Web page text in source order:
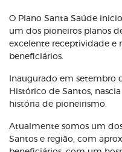
O Plano Santa Saúde
um dos pioneiros planos
excelente receptividade e
beneficiários.
Inaugurado em setembro
Histórico de Santos,
história de pioneirismo.
Atualmente somos um
Santos e região, com